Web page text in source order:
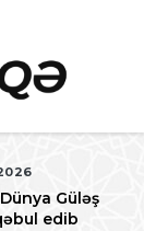
Güləş
edib